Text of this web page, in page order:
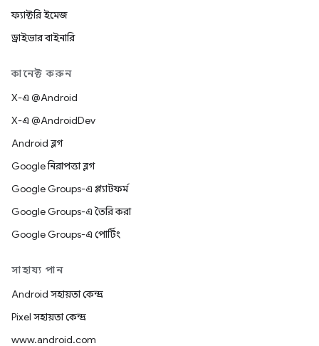
ফ্যাক্টরি ইমেজ
ড্রাইভার বাইনারি
কানেক্ট করুন
X-এ @Android
X-এ @AndroidDev
Android ব্লগ
Google নিরাপত্তা ব্লগ
Google Groups-এ প্ল্যাটফর্ম
Google Groups-এ তৈরি করা
Google Groups-এ পোর্টিং
সাহায্য পান
Android সহায়তা কেন্দ্র
Pixel সহায়তা কেন্দ্র
www.android.com